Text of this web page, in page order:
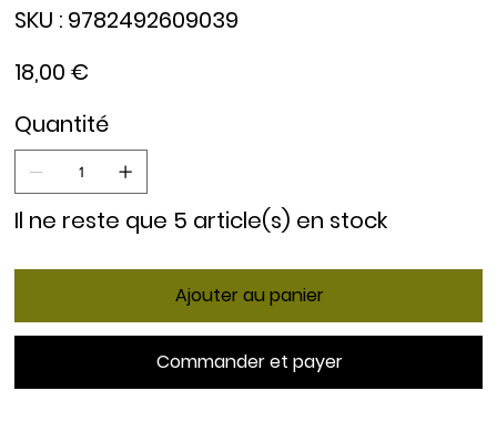
SKU : 9782492609039
9782492609039
18,00 €
Quantité
Il ne reste que 5 article(s) en stock
Ajouter au panier
Commander et payer